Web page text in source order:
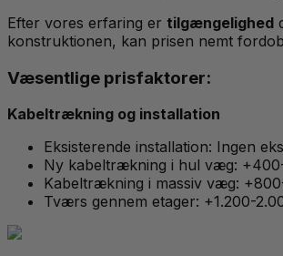
Efter vores erfaring er tilgængelighed
konstruktionen, kan prisen nemt
Væsentlige prisfaktorer:
Kabeltrækning og installation
Eksisterende installation: Ingen
Ny kabeltrækning i hul væg:
Kabeltrækning i massiv væg:
Tværs gennem etager: +1.200-